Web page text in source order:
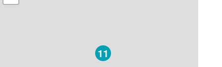
11